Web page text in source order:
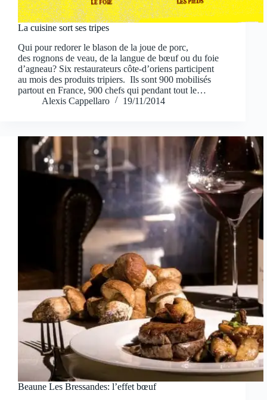
La cuisine sort ses tripes
Qui pour redorer le blason de la joue de porc,
des rognons de veau, de la langue de bœuf ou du foie
d’agneau? Six restaurateurs côte-d’oriens participent
au mois des produits tripiers. Ils sont 900 mobilisés
partout en France, 900 chefs qui pendant tout le…
Alexis Cappellaro
19/11/2014
Beaune Les Bressandes: l’effet bœuf